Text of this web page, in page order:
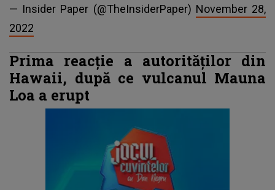
— Insider Paper (@TheInsiderPaper) November 28,
2022
Prima reacție a autorităților din
Hawaii, după ce vulcanul Mauna
Loa a erupt